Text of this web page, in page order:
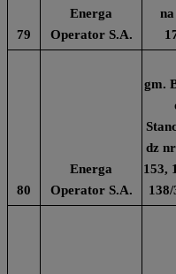
79
Energa
Operator S.A.
80
Energa
Operator S.A.
gm.
dz
153,
138/